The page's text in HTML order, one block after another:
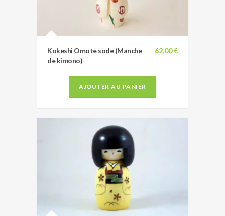
62,00 €
Kokeshi Omote sode (Manche
de kimono)
AJOUTER AU PANIER